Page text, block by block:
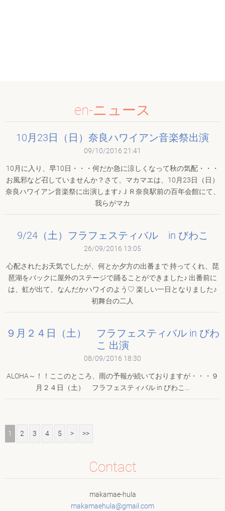
en-ニュース
10月23日（日）奈良ハワイアン音楽祭出演
09/10/2016 21:41
10月に入り、早10日・・・何だか急に涼しくなって秋の気配・・・
お風邪など召していませんか？さて、マカマエは、10月23日（日）
奈良ハワイアン音楽祭に出演します♪ＪＲ奈良駅前の百年会館にて、
我らがマカ
9/24（土）フラフェスティバル in びわこ
26/09/2016 13:05
心配されたお天気でしたが、何とか夕方の出番まで 持ってくれ、琵
琶湖をバックに屋外のステージで踊ることができました♪ 出番前に
は、虹が出て、なんだかハワイのよう♡ 楽しい一日となりました♪
初舞台の二人
９月２４日（土） フラフェスティバル in びわ
こ 出演
08/09/2016 18:30
ALOHA～！！ここのところ、雨の予報が続いておりますが・・・９
月２４日（土） フラフェスティバル in びわこ...
1 2 3 4 5 > >>
Contact
makamae-hula
makamaehula@gmai l.com